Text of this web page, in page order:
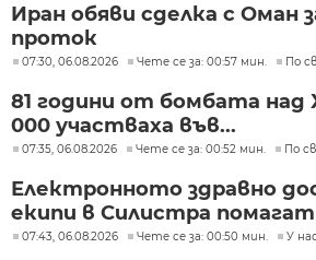
Иран обяви сделка с Оман
проток
07:30, 06.08.2026 Чете се за: 00:57 мин. По
81 години от бомбата над
000 участваха във...
07:35, 06.08.2026 Чете се за: 00:52 мин. По
Електронното здравно
екипи в Силистра помагат
07:43, 06.08.2026 Чете се за: 00:50 мин. У нас